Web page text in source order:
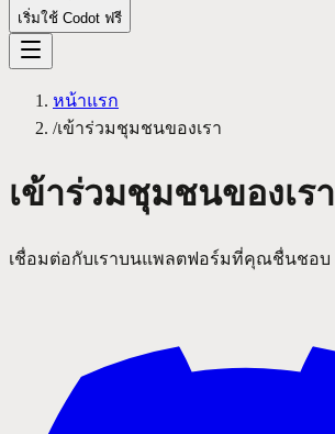
เริ่มใช้ Codot ฟรี
หน้าแรก
/เข้าร่วมชุมชนของเรา
เข้าร่วมชุมชนของเรา
เชื่อมต่อกับเราบนแพลตฟอร์มที่คุณชื่นชอบ